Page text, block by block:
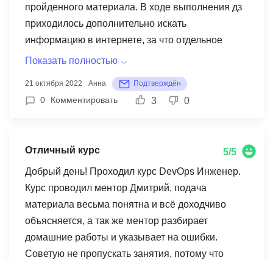
начнется Хардкор!!!))
пройденного материала. В ходе выполнения дз
приходилось дополнительно искать
информацию в интернете, за что отдельное
спасибо! Преподаватель доходчиво излагал
ответ. С его стороны чувствовалась
заинтересованность в доведении материала до
Отдельное спасибо за курс!!!
Показать полностью
21 октября 2022 Анна Подтверждён
0 Комментировать 3 0
Отличный курс
5/5
Добрый день! Проходил курс DevOps Инженер.
Курс проводил ментор Дмитрий, подача
материала весьма понятна и всё доходчиво
объясняется, а так же ментор разбирает
домашние работы и указывает на ошибки.
Советую не пропускать занятия, потому что